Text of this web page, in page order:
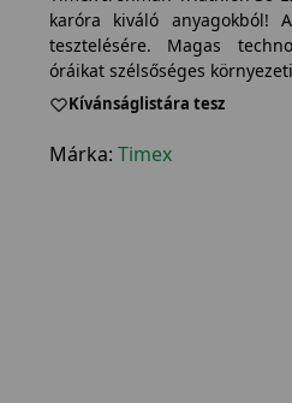
karóra kiváló anyagokból!
tesztelésére. Magas
óráikat szélsőséges
Kívánságlistára tesz
Márka: Timex